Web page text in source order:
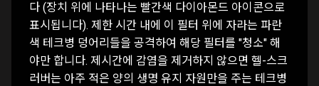
다 (장치 위에 나타나는 빨간색 다이아몬드 아이콘으로
표시됩니다). 제한 시간 내에 이 필터 위에 자라는 파란
색 테크병 덩어리들을 공격하여 해당 필터를 "청소" 해
야만 합니다. 제시간에 감염을 제거하지 않으면 헬-스크
러버는 아주 적은 양의 생명 유지 자원만을 주는 테크병